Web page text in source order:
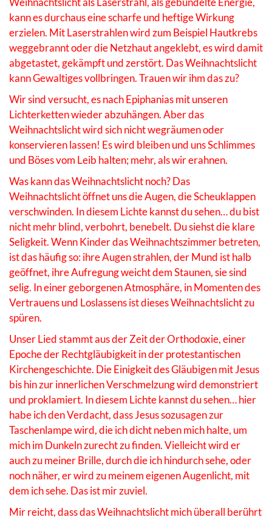
kann es durchaus eine scharfe und heftige Wirkung
erzielen. Mit Laserstrahlen wird zum Beispiel Hautkrebs
weggebrannt oder die Netzhaut angeklebt, es wird damit
abgetastet, gekämpft und zerstört. Das Weihnachtslicht
kann Gewaltiges vollbringen. Trauen wir ihm das zu?
Wir sind versucht, es nach Epiphanias mit unseren
Lichterketten wieder abzuhängen. Aber das
Weihnachtslicht wird sich nicht wegräumen oder
konservieren lassen! Es wird bleiben und uns Schlimmes
und Böses vom Leib halten; mehr, als wir erahnen.
Was kann das Weihnachtslicht noch? Das
Weihnachtslicht öffnet uns die Augen, die Scheuklappen
verschwinden. In diesem Lichte kannst du sehen… du bist
nicht mehr blind, verbohrt, benebelt. Du siehst die klare
Seligkeit. Wenn Kinder das Weihnachtszimmer betreten,
ist das häufig so: ihre Augen strahlen, der Mund ist halb
geöffnet, ihre Aufregung weicht dem Staunen, sie sind
selig. In einer geborgenen Atmosphäre, in Momenten des
Vertrauens und Loslassens ist dieses Weihnachtslicht zu
spüren.
Unser Lied stammt aus der Zeit der Orthodoxie, einer
Epoche der Rechtgläubigkeit in der protestantischen
Kirchengeschichte. Die Einigkeit des Gläubigen mit Jesus
bis hin zur innerlichen Verschmelzung wird demonstriert
und proklamiert. In diesem Lichte kannst du sehen… hier
habe ich den Verdacht, dass Jesus sozusagen zur
Taschenlampe wird, die ich dicht neben mich halte, um
mich im Dunkeln zurecht zu finden. Vielleicht wird er
auch zu meiner Brille, durch die ich hindurch sehe, oder
noch näher, er wird zu meinem eigenen Augenlicht, mit
dem ich sehe. Das ist mir zuviel.
Mir reicht, dass das Weihnachtslicht mich überall berührt